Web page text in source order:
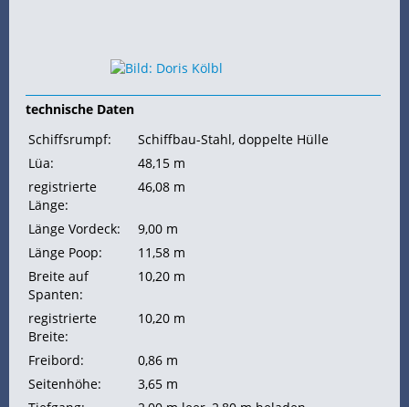
technische Daten
Schiffsrumpf:
Schiffbau-Stahl, doppelte Hülle
Lüa:
48,15 m
registrierte
Länge:
46,08 m
Länge Vordeck:
9,00 m
Länge Poop:
11,58 m
Breite auf
Spanten:
10,20 m
registrierte
Breite:
10,20 m
Freibord:
0,86 m
Seitenhöhe:
3,65 m